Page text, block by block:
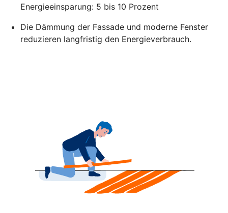
Energieeinsparung: 5 bis 10 Prozent
Die Dämmung der Fassade und moderne Fenster
reduzieren langfristig den Energieverbrauch.